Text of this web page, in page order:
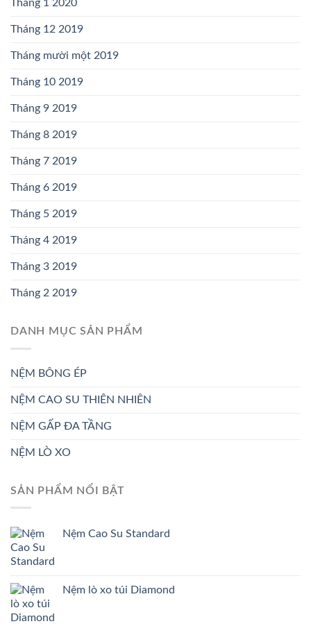
Tháng 1 2020
Tháng 12 2019
Tháng mười một 2019
Tháng 10 2019
Tháng 9 2019
Tháng 8 2019
Tháng 7 2019
Tháng 6 2019
Tháng 5 2019
Tháng 4 2019
Tháng 3 2019
Tháng 2 2019
DANH MỤC SẢN PHẨM
NỆM BÔNG ÉP
NỆM CAO SU THIÊN NHIÊN
NỆM GẤP ĐA TẦNG
NỆM LÒ XO
SẢN PHẨM NỔI BẬT
Nệm Cao Su Standard
Nệm lò xo túi Diamond